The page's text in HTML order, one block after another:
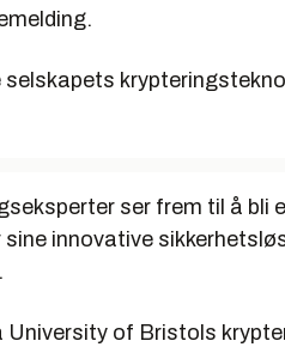
selskapets
ser frem til å bli
innovative
University of Bristols